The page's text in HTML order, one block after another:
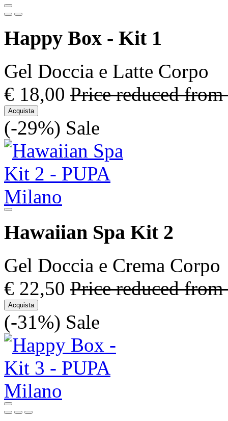
Happy Box - Kit 1
Gel Doccia e Latte Corpo
€ 18,00 Price reduced from
Acquista
(-29%) Sale
Hawaiian Spa Kit 2
Gel Doccia e Crema Corpo
€ 22,50 Price reduced from
Acquista
(-31%) Sale